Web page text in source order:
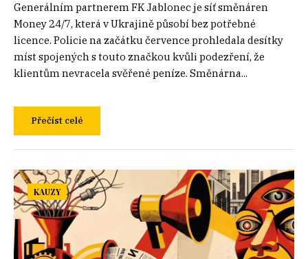
Generálním partnerem FK Jablonec je síť směnáren
Money 24/7, která v Ukrajině působí bez potřebné
licence. Policie na začátku července prohledala desítky
míst spojených s touto značkou kvůli podezření, že
klientům nevracela svěřené peníze. Směnárna...
Přečíst celé
KAUZY